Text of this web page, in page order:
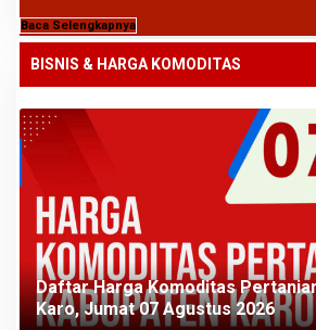
Baca Selengkapnya
BISNIS & HARGA KOMODITAS
Daftar Harga Komoditas
Karo, Jumat 07 Agustus 2026